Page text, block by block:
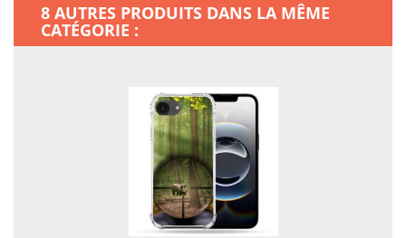
8 AUTRES PRODUITS DANS LA MÊME
CATÉGORIE :